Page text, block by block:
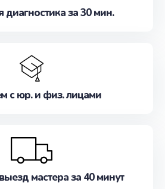
диагностика за 30 мин.
с юр. и физ. лицами
мастера за 40 минут